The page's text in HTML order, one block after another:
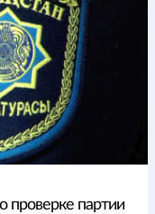
проверке партии